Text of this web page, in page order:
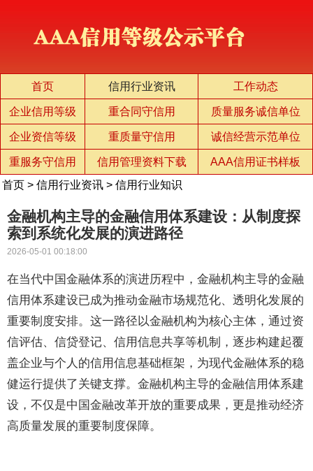
首页 信用行业资讯 工作动态
企业信用等级 重合同守信用 质量服务诚信单位
企业资信等级 重质量守信用 诚信经营示范单位
重服务守信用 信用管理资料下载
AAA信用证书样板
首页 > 信用行业资讯 > 信用行业知识
金融机构主导的金融信用体系建设：从制度探
索到系统化发展的演进路径
2026-05-01 00:18:00
在当代中国金融体系的演进历程中，金融机构主导的金融
信用体系建设已成为推动金融市场规范化、透明化发展的
重要制度安排。这一路径以金融机构为核心主体，通过资
信评估、信贷登记、信用信息共享等机制，逐步构建起覆
盖企业与个人的信用信息基础框架，为现代金融体系的稳
健运行提供了关键支撑。金融机构主导的金融信用体系建
设，不仅是中国金融改革开放的重要成果，更是推动经济
高质量发展的重要制度保障。